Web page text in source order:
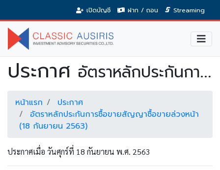
เปิดบัญชี ฝาก / ถอน Streaming
ประกาศ อัตราหลักประกันการซื้อขายสัญญาซื้อขายล่วงหน้า (18 กันยายน 2563)
หน้าแรก
ประกาศ
อัตราหลักประกันการซื้อขายสัญญาซื้อขายล่วงหน้า
(18 กันยายน 2563)
ประกาศเมื่อ วันศุกร์ที่ 18 กันยายน พ.ศ. 2563